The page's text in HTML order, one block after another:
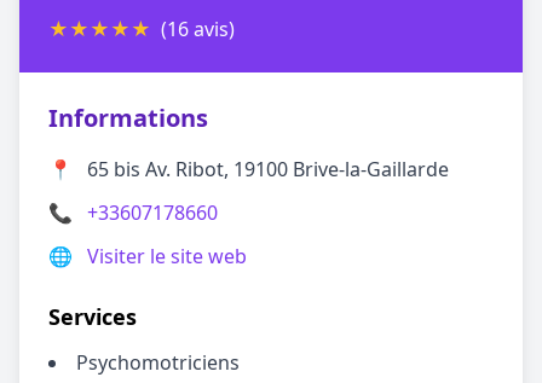
★★★★★ (16 avis)
Informations
📍
65 bis Av. Ribot, 19100 Brive-la-Gaillarde
📞 +33607178660
🌐 Visiter le site web
Services
Psychomotriciens